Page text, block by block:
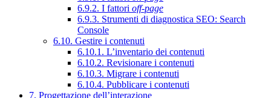
6.9.2. I fattori off-page
6.9.3. Strumenti di diagnostica SEO: Search
Console
6.10. Gestire i contenuti
6.10.1. L’inventario dei contenuti
6.10.2. Revisionare i contenuti
6.10.3. Migrare i contenuti
6.10.4. Pubblicare i contenuti
7. Progettazione dell’interazione